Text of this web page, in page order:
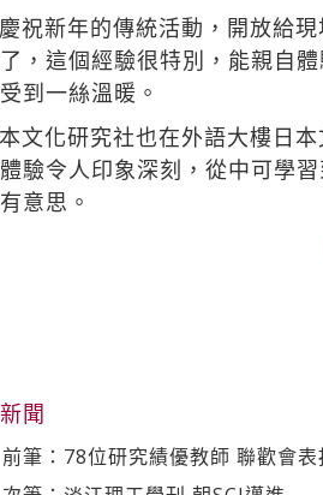
祝新年的傳統活動，開放給
，這個經驗很特別，能親自
到一絲溫暖。
文化研究社也在外語大樓日
驗令人印象深刻，從中可學
意思。
聞
前筆：78位研究績優教師 聯歡會表